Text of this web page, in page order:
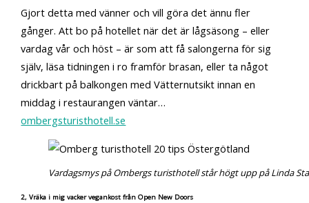
Gjort detta med vänner och vill göra det ännu fler
gånger. Att bo på hotellet när det är lågsäsong – eller
vardag vår och höst – är som att få salongerna för sig
själv, läsa tidningen i ro framför brasan, eller ta något
drickbart på balkongen med Vätternutsikt innan en
middag i restaurangen väntar…
ombergsturisthotell.se
Vardagsmys på Ombergs turisthotell står högt upp på Linda
2, Vräka i mig vacker vegankost från Open New Doors